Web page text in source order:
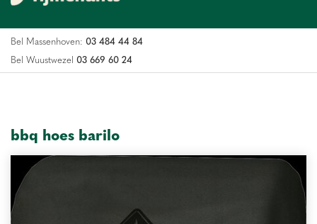
n
n
Bel Massenhoven: 03 484 44 84
Bel Wuustwezel 03 669 60 24
bbq hoes barilo